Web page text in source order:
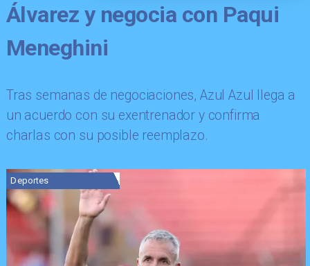
Álvarez y negocia con Paqui
Meneghini
Tras semanas de negociaciones, Azul Azul llega a
un acuerdo con su exentrenador y confirma
charlas con su posible reemplazo.
Deportes